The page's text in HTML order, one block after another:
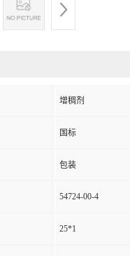
增稠剂
国标
包装
54724-00-4
25*1